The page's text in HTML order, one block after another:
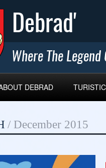
DEBRAD
/ December 2015